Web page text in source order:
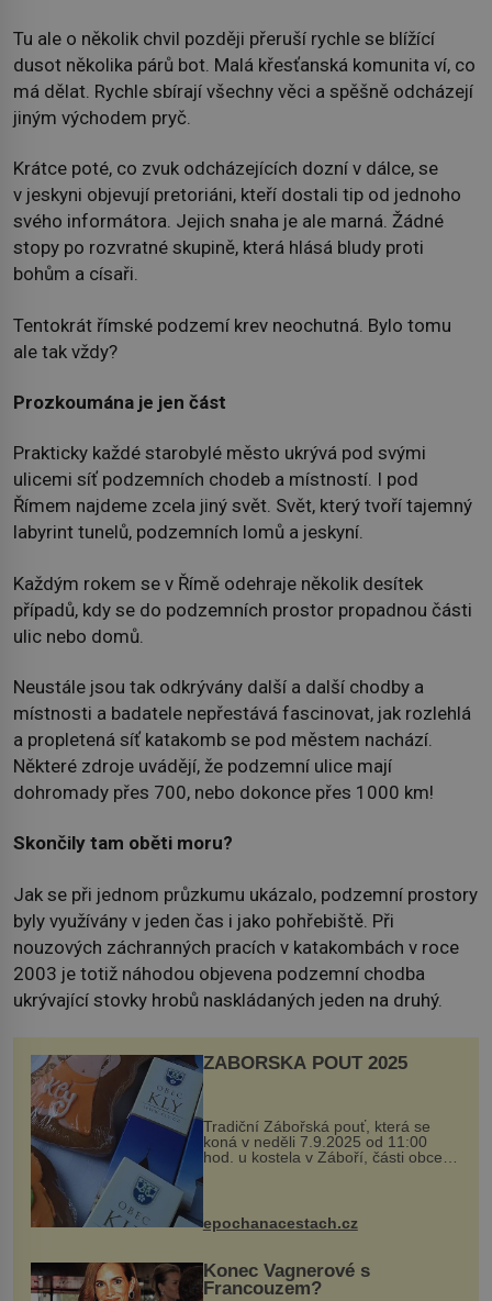
Tu ale o několik chvil později přeruší rychle se blížící
dusot několika párů bot. Malá křesťanská komunita ví, co
má dělat. Rychle sbírají všechny věci a spěšně odcházejí
jiným východem pryč.
Krátce poté, co zvuk odcházejících dozní v dálce, se
v jeskyni objevují pretoriáni, kteří dostali tip od jednoho
svého informátora. Jejich snaha je ale marná. Žádné
stopy po rozvratné skupině, která hlásá bludy proti
bohům a císaři.
Tentokrát římské podzemí krev neochutná. Bylo tomu
ale tak vždy?
Prozkoumána je jen část
Prakticky každé starobylé město ukrývá pod svými
ulicemi síť podzemních chodeb a místností. I pod
Římem najdeme zcela jiný svět. Svět, který tvoří tajemný
labyrint tunelů, podzemních lomů a jeskyní.
Každým rokem se v Římě odehraje několik desítek
případů, kdy se do podzemních prostor propadnou části
ulic nebo domů.
Neustále jsou tak odkrývány další a další chodby a
místnosti a badatele nepřestává fascinovat, jak rozlehlá
a propletená síť katakomb se pod městem nachází.
Některé zdroje uvádějí, že podzemní ulice mají
dohromady přes 700, nebo dokonce přes 1000 km!
Skončily tam oběti moru?
Jak se při jednom průzkumu ukázalo, podzemní prostory
byly využívány v jeden čas i jako pohřebiště. Při
nouzových záchranných pracích v katakombách v roce
2003 je totiž náhodou objevena podzemní chodba
ukrývající stovky hrobů naskládaných jeden na druhý.
ZÁBOŘSKÁ POUŤ 2025
Tradiční Zábořská pouť, která se
koná v neděli 7.9.2025 od 11:00
hod. u kostela v Záboří, části obce
Kly u Mělníka. V programu naleznete
komentovanou prohlídku kostela,
epochanacestach.cz
Konec Vagnerové s
Francouzem?